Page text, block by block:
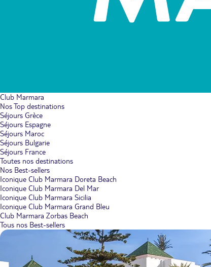
Club Marmara
Nos Top destinations
Séjours Grèce
Séjours Espagne
Séjours Maroc
Séjours Bulgarie
Séjours France
Toutes nos destinations
Nos Best-sellers
Iconique Club Marmara Doreta Beach
Iconique Club Marmara Del Mar
Iconique Club Marmara Sicilia
Iconique Club Marmara Grand Bleu
Club Marmara Zorbas Beach
Tous nos Best-sellers